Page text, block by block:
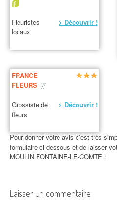
Fleuristes
locaux
> Découvrir !
FRANCE
FLEURS
Grossiste de
fleurs
> Découvrir !
Pour donner votre avis c’est très
formulaire ci-dessous et de laisser
MOULIN FONTAINE-LE-COMTE :
Laisser un commentaire